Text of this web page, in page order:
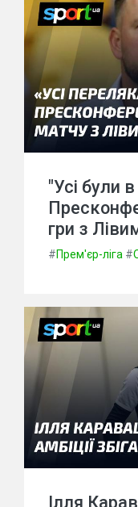
"Усі були
гри з
#Прем'єр-ліга #
Ілля